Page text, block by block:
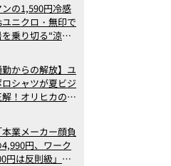
ンの1,590円冷感
ニクロ・無印で
乗り切る“涼感
勤からの解放】ユ
シャツが夏ビジ
！オリヒカの透
業メーカー顔負
円、ワーク
円は反則級」凄